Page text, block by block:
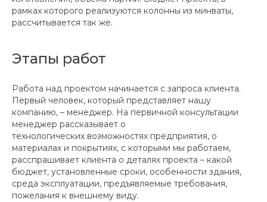
рамках которого реализуются колонны из минваты,
рассчитывается так же.
Этапы работ
Работа над проектом начинается с запроса клиента.
Первый человек, который представляет нашу
компанию, – менеджер. На первичной консультации
менеджер рассказывает о
технологических возможностях предприятия, о
материалах и покрытиях, с которыми мы работаем,
расспрашивает клиента о деталях проекта – какой
бюджет, установленные сроки, особенности здания,
среда эксплуатации, предъявляемые требования,
пожелания к внешнему виду.